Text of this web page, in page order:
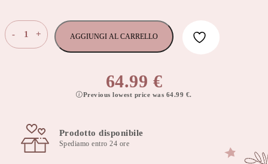
-
Riduttore
+ AGGIUNGI AL CARRELLO
64.99 €
Previous lowest price was 64.99 €.
Prodotto disponibile
Spediamo entro 24 ore